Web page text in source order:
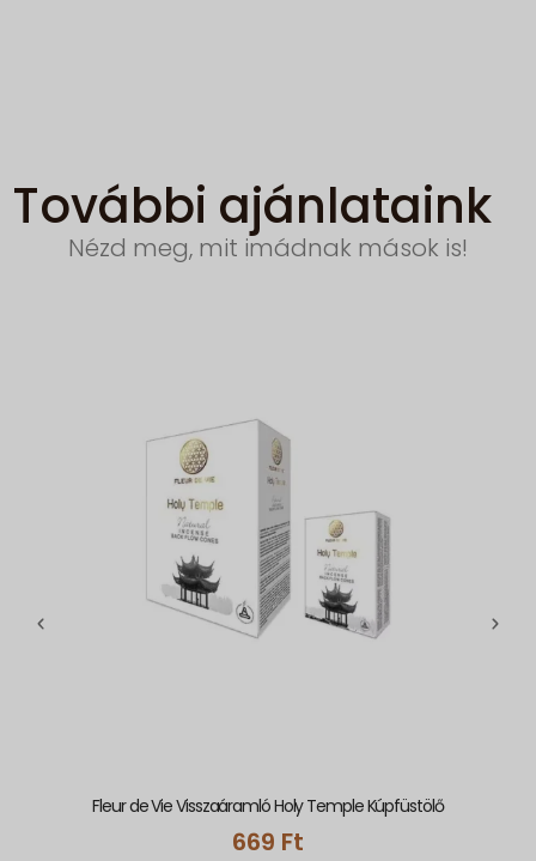
További ajánlataink
Nézd meg, mit imádnak mások is!
Fleur de Vie Visszaáramló Holy Temple Kúpfüstölő
669 Ft